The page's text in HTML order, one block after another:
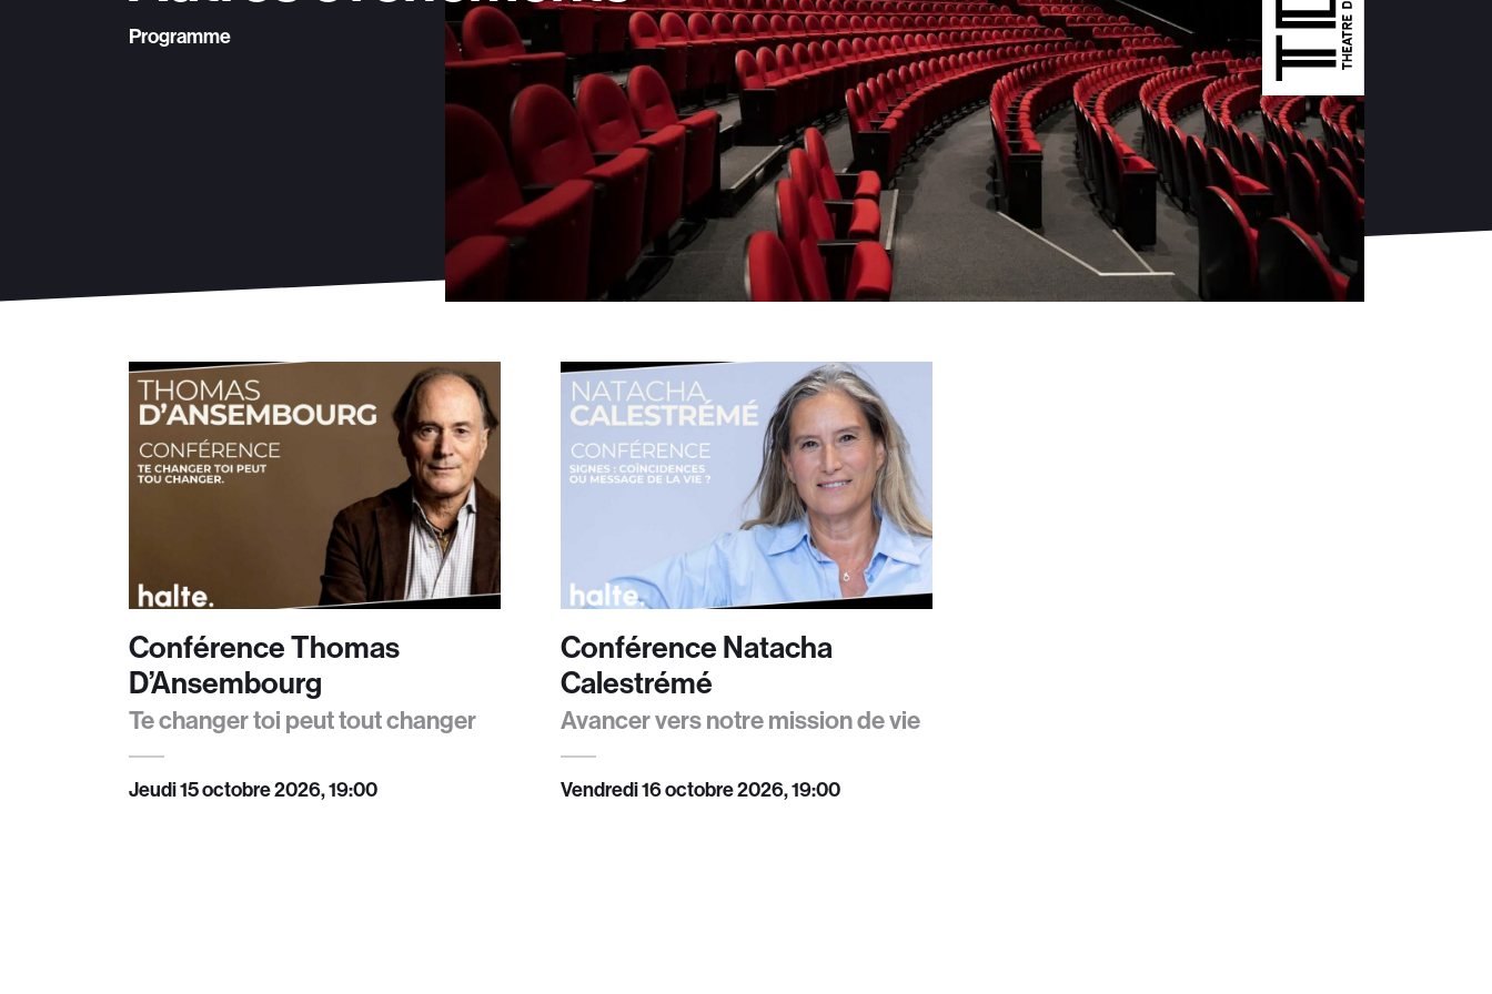
Programme
Conférence Thomas
D’Ansembourg
Te changer toi peut tout changer
Jeudi 15 octobre 2026, 19:00
Conférence Natacha
Calestrémé
Avancer vers notre mission de vie
Vendredi 16 octobre 2026, 19:00